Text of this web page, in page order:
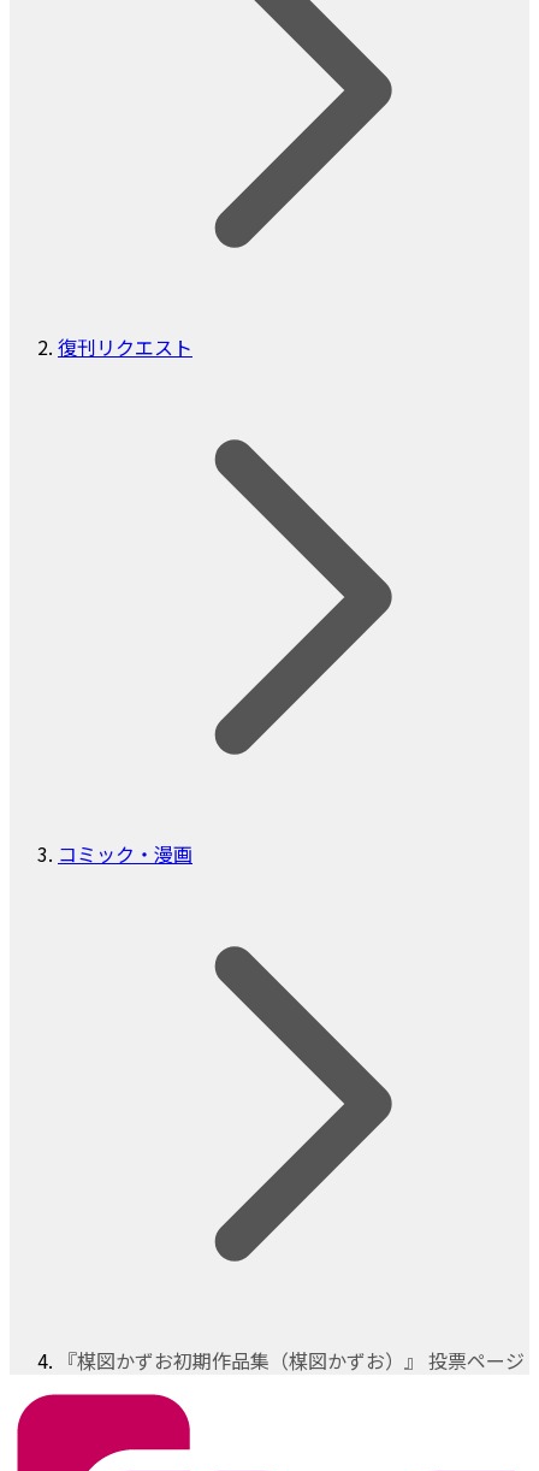
復刊リクエスト
コミック・漫画
『楳図かずお初期作品集（楳図かずお）』 投票ページ